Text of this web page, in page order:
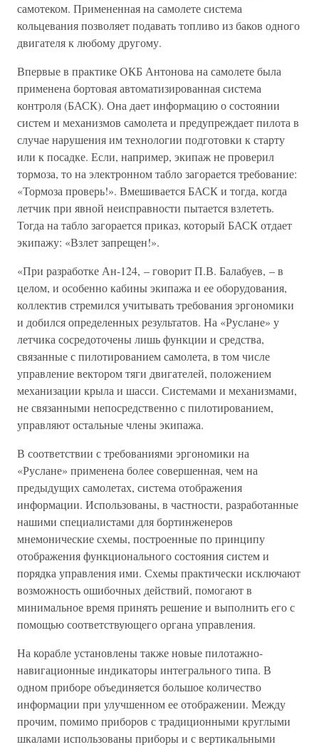
самотеком. Примененная на самолете система
кольцевания позволяет подавать топливо из баков одного
двигателя к любому другому.
Впервые в практике ОКБ Антонова на самолете была
применена бортовая автоматизированная система
контроля (БАСК). Она дает информацию о состоянии
систем и механизмов самолета и предупреждает пилота в
случае нарушения им технологии подготовки к старту
или к посадке. Если, например, экипаж не проверил
тормоза, то на электронном табло загорается требование:
«Тормоза проверь!». Вмешивается БАСК и тогда, когда
летчик при явной неисправности пытается взлететь.
Тогда на табло загорается приказ, который БАСК отдает
экипажу: «Взлет запрещен!».
«При разработке Ан-124, – говорит П.В. Балабуев, – в
целом, и особенно кабины экипажа и ее оборудования,
коллектив стремился учитывать требования эргономики
и добился определенных результатов. На «Руслане» у
летчика сосредоточены лишь функции и средства,
связанные с пилотированием самолета, в том числе
управление вектором тяги двигателей, положением
механизации крыла и шасси. Системами и механизмами,
не связанными непосредственно с пилотированием,
управляют остальные члены экипажа.
В соответствии с требованиями эргономики на
«Руслане» применена более совершенная, чем на
предыдущих самолетах, система отображения
информации. Использованы, в частности, разработанные
нашими специалистами для бортинженеров
мнемонические схемы, построенные по принципу
отображения функционального состояния систем и
порядка управления ими. Схемы практически исключают
возможность ошибочных действий, помогают в
минимальное время принять решение и выполнить его с
помощью соответствующего органа управления.
На корабле установлены также новые пилотажно-
навигационные индикаторы интегрального типа. В
одном приборе объединяется большое количество
информации при улучшенном ее отображении. Между
прочим, помимо приборов с традиционными круглыми
шкалами использованы приборы и с вертикальными